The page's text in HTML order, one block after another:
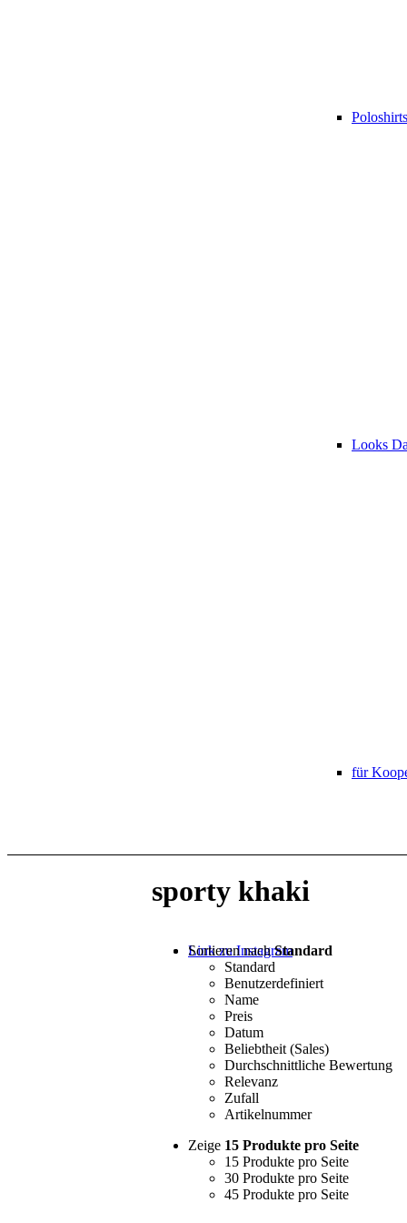
Poloshirts
Looks
für
Link zu Instagram
sporty khaki
Sortieren nachStandard
Standard
Benutzerdefiniert
Name
Preis
Datum
Beliebtheit (Sales)
Durchschnittliche Bewertung
Relevanz
Zufall
Artikelnummer
Zeige 15 Produkte pro Seite
15 Produkte pro Seite
30 Produkte pro Seite
45 Produkte pro Seite